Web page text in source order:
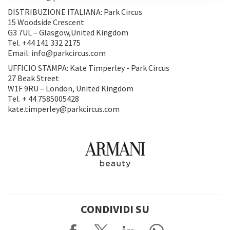
DISTRIBUZIONE ITALIANA: Park Circus
15 Woodside Crescent
G3 7UL – Glasgow,United Kingdom
Tel. +44 141 332 2175
Email: info@parkcircus.com
UFFICIO STAMPA: Kate Timperley - Park Circus
27 Beak Street
W1F 9RU – London, United Kingdom
Tel. + 44 7585005428
kate.timperley@parkcircus.com
CONDIVIDI SU